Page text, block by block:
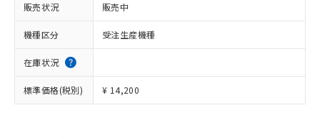
販売状況 販売中
機種区分 受注生産機種
在庫状況
標準価格(税別) ¥ 14,200